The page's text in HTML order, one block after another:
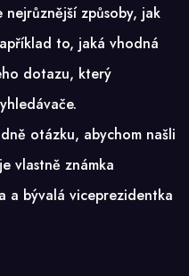
způsoby, jak
to, jaká vhodná
dotazu, který
otázku, abychom našli
vlastně známka
a bývalá viceprezidentka